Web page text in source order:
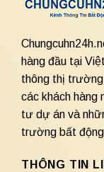
hàng đầu tại
thông thị trường
các khách hàng
tư dự án và
trường bất
THÔNG TIN